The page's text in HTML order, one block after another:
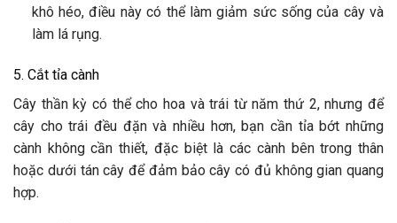
khô héo, điều này có thể làm giảm sức sống của cây và
làm lá rụng.
5. Cắt tỉa cành
Cây thần kỳ có thể cho hoa và trái từ năm thứ 2, nhưng để
cây cho trái đều đặn và nhiều hơn, bạn cần tỉa bớt những
cành không cần thiết, đặc biệt là các cành bên trong thân
hoặc dưới tán cây để đảm bảo cây có đủ không gian quang
hợp.